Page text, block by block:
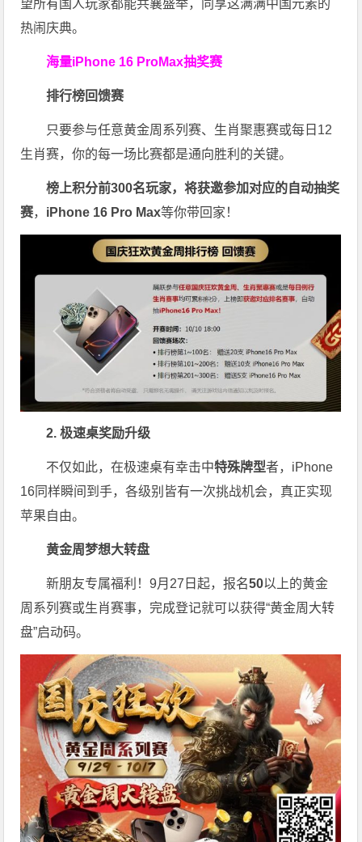
望所有国人玩家都能共襄盛举，同享这满满中国元素的
热闹庆典。
海量iPhone 16 ProMax抽奖赛
排行榜回馈赛
只要参与任意黄金周系列赛、生肖聚惠赛或每日12
生肖赛，你的每一场比赛都是通向胜利的关键。
榜上积分前300名玩家，将获邀参加对应的自动抽奖
赛， iPhone 16 Pro Max等你带回家！
2. 极速桌奖励升级
不仅如此，在极速桌有幸击中特殊牌型者，iPhone
16同样瞬间到手，各级别皆有一次挑战机会，真正实现
苹果自由。
黄金周梦想大转盘
新朋友专属福利！9月27日起，报名50以上的黄金
周系列赛或生肖赛事，完成登记就可以获得“黄金周大转
盘”启动码。